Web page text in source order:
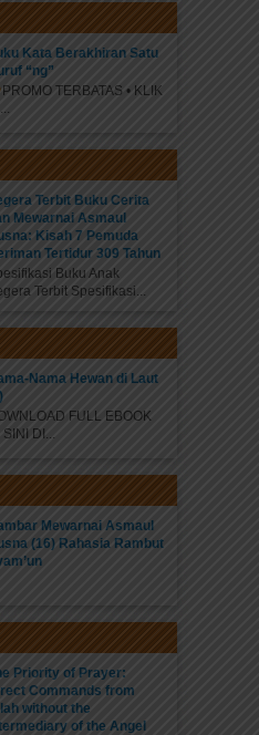
Kata Berakhiran Satu
“ng”
PROMO TERBATAS • KLIK
Terbit Buku Cerita
Mewarnai Asmaul
Kisah 7 Pemuda
Tertidur 309 Tahun
Buku Anak
Terbit Spesifikasi...
Nama Hewan di Laut
FULL EBOOK
SINI DI...
Mewarnai Asmaul
(16) Rahasia Rambut
Priority of Prayer:
Commands from
without the
of the Angel